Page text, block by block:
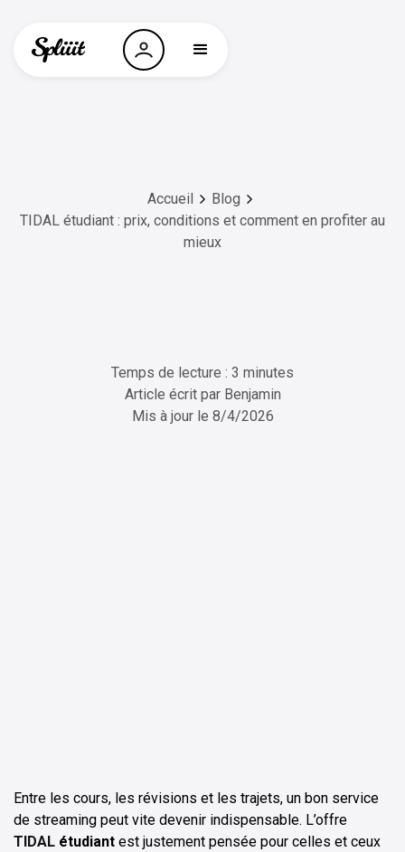
Accueil
Blog
TIDAL étudiant : prix, conditions et comment en profiter au
mieux
Temps de lecture : 3 minutes
Article écrit par Benjamin
Mis à jour le 8/4/2026
Entre les cours, les révisions et les trajets, un bon service
de streaming peut vite devenir indispensable. L’offre
TIDAL étudiant est justement pensée pour celles et ceux